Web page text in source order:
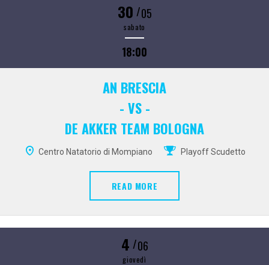
30 /05
sabato
18:00
AN BRESCIA
- VS -
DE AKKER TEAM BOLOGNA
Centro Natatorio di Mompiano Playoff Scudetto
READ MORE
4 /06
giovedì